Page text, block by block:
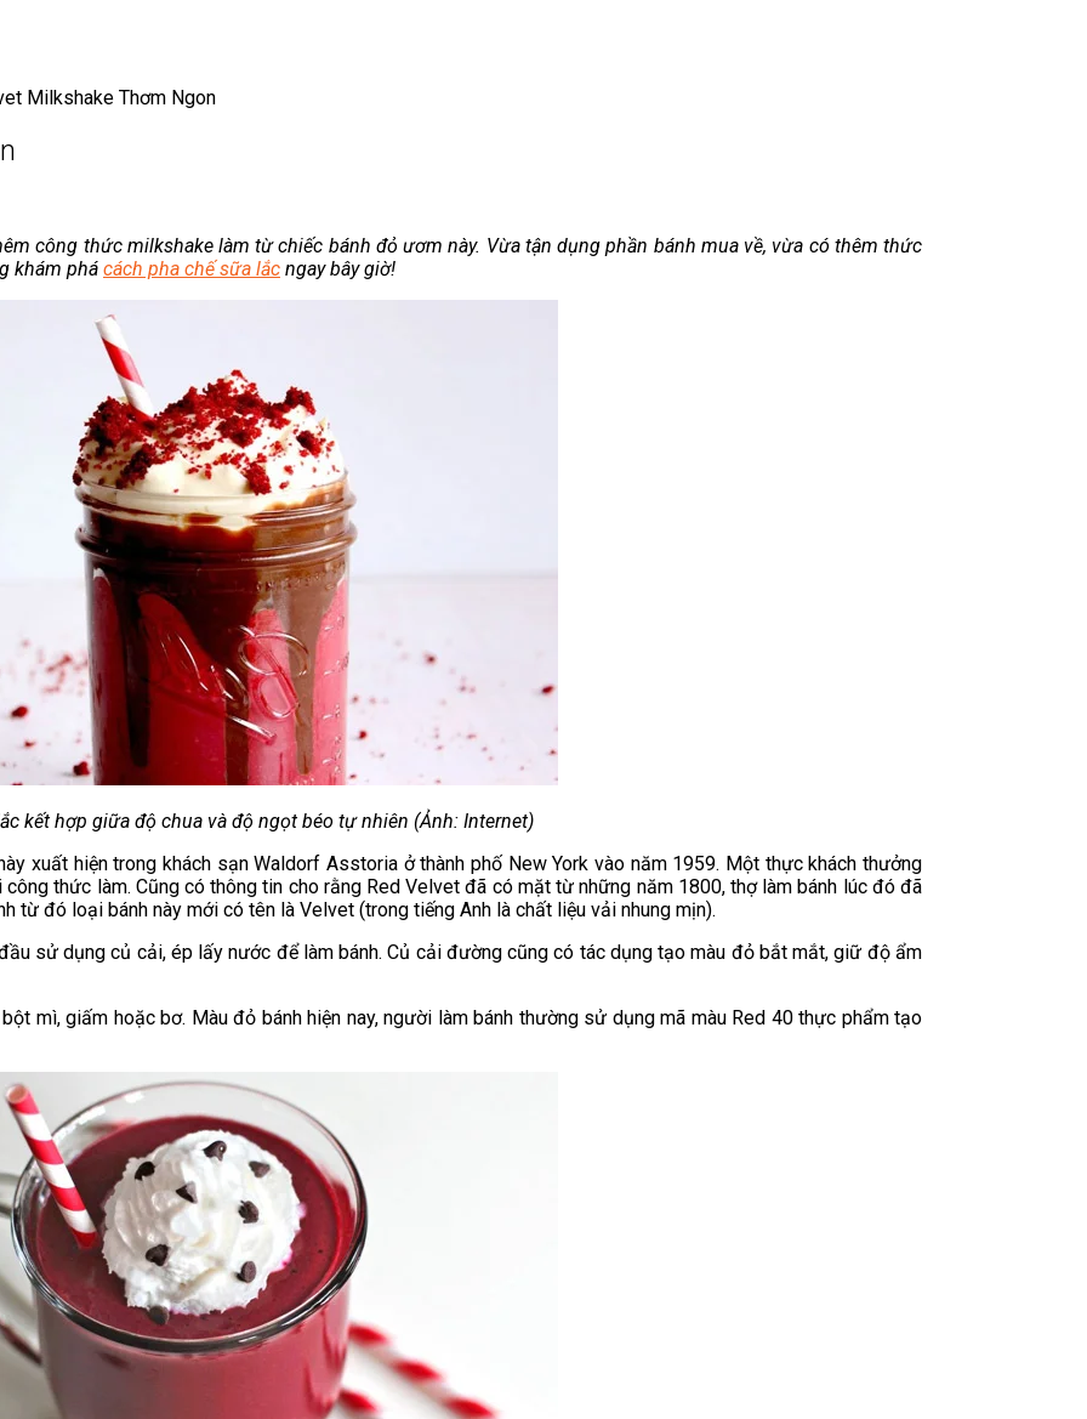
Milkshake Thơm Ngon
công thức milkshake làm từ chiếc bánh đỏ ươm này. Vừa tận dụng phần bánh mua về, vừa có thêm thức
khám phá cách pha chế sữa lắc ngay bây giờ!
kết hợp giữa độ chua và độ ngọt béo tự nhiên (Ảnh: Internet)
xuất hiện trong khách sạn Waldorf Asstoria ở thành phố New York vào năm 1959. Một thực khách thưởng
thức làm. Cũng có thông tin cho rằng Red Velvet đã có mặt từ những năm 1800, thợ làm bánh lúc đó đã
từ đó loại bánh này mới có tên là Velvet (trong tiếng Anh là chất liệu vải nhung mịn).
sử dụng củ cải, ép lấy nước để làm bánh. Củ cải đường cũng có tác dụng tạo màu đỏ bắt mắt, giữ độ ẩm
mì, giấm hoặc bơ. Màu đỏ bánh hiện nay, người làm bánh thường sử dụng mã màu Red 40 thực phẩm tạo